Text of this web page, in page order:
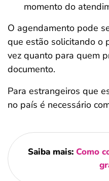
momento do
O agendamento pode
que estão solicitando o
vez quanto para quem
documento.
Para estrangeiros que
no país é necessário
Saiba mais: Como